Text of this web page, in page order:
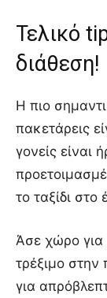
Τελικό
διάθεση!
Η πιο
πακετάρεις
γονείς είναι
το ταξίδι στο
Άσε χώρο για
τρέξιμο στην
για